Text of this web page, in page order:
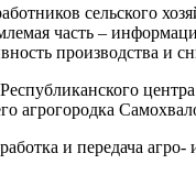
сельского
часть –
производства и
агрогородка
и передача